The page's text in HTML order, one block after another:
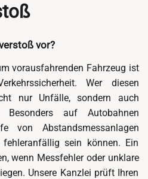
vor?
vorausfahrenden Fahrzeug ist
Wer diesen
nur Unfälle, sondern auch
Besonders auf Autobahnen
von Abstandsmessanlagen
sein können. Ein
wenn Messfehler oder unklare
Unsere Kanzlei prüft Ihren